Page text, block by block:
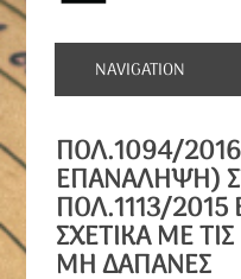
ΠΟΛ.1094/
ΕΠΑΝΑΛΗΨΗ)
ΠΟΛ.1113/
ΣΧΕΤΙΚΆ ΜΕ
ΜΗ ΔΑΠΆΝΕΣ